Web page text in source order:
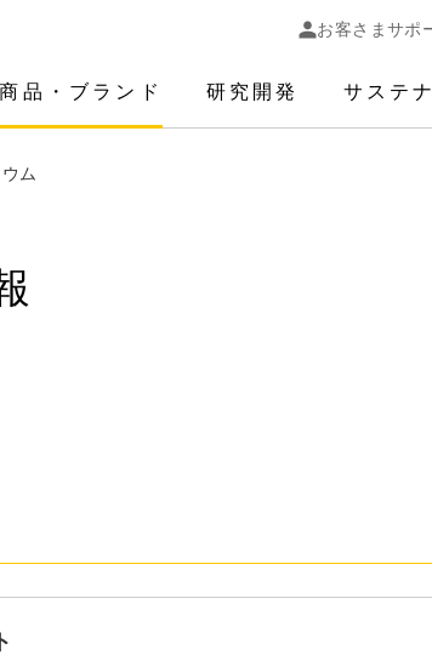
お客さまサポ
商品・ブランド 研究開発 サステ
ム